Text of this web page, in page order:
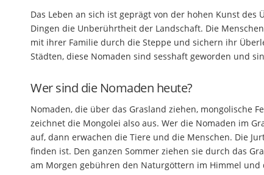
Das Leben an sich ist geprägt von der hohen Kunst
Dingen die Unberührtheit der Landschaft. Die
mit ihrer Familie durch die Steppe und sichern ihr
Städten, diese Nomaden sind sesshaft geworden und
Wer sind die Nomaden heute?
Nomaden, die über das Grasland ziehen, mongolische
zeichnet die Mongolei also aus. Wer die Nomaden im
auf, dann erwachen die Tiere und die Menschen. Die
finden ist. Den ganzen Sommer ziehen sie durch das
am Morgen gebühren den Naturgöttern im Himmel und